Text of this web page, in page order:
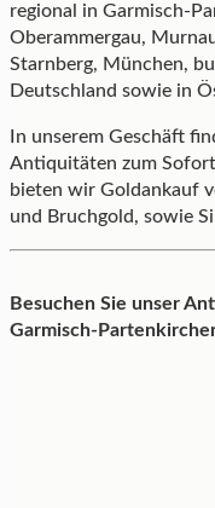
regional in Garmisch-
Oberammergau,
Starnberg, München,
Deutschland sowie in
In unserem Geschäft
Antiquitäten zum
bieten wir Goldankauf
und Bruchgold, sowie
Besuchen Sie unser
Garmisch-